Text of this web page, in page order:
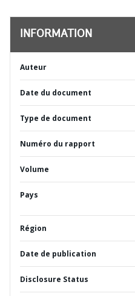
INFORMATION
Auteur
Date du document
Type de document
Numéro du rapport
Volume
Pays
Région
Date de publication
Disclosure Status